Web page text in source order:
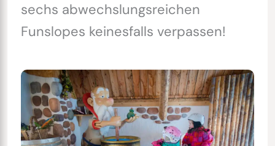
sechs abwechslungsreichen
Funslopes keinesfalls verpassen!